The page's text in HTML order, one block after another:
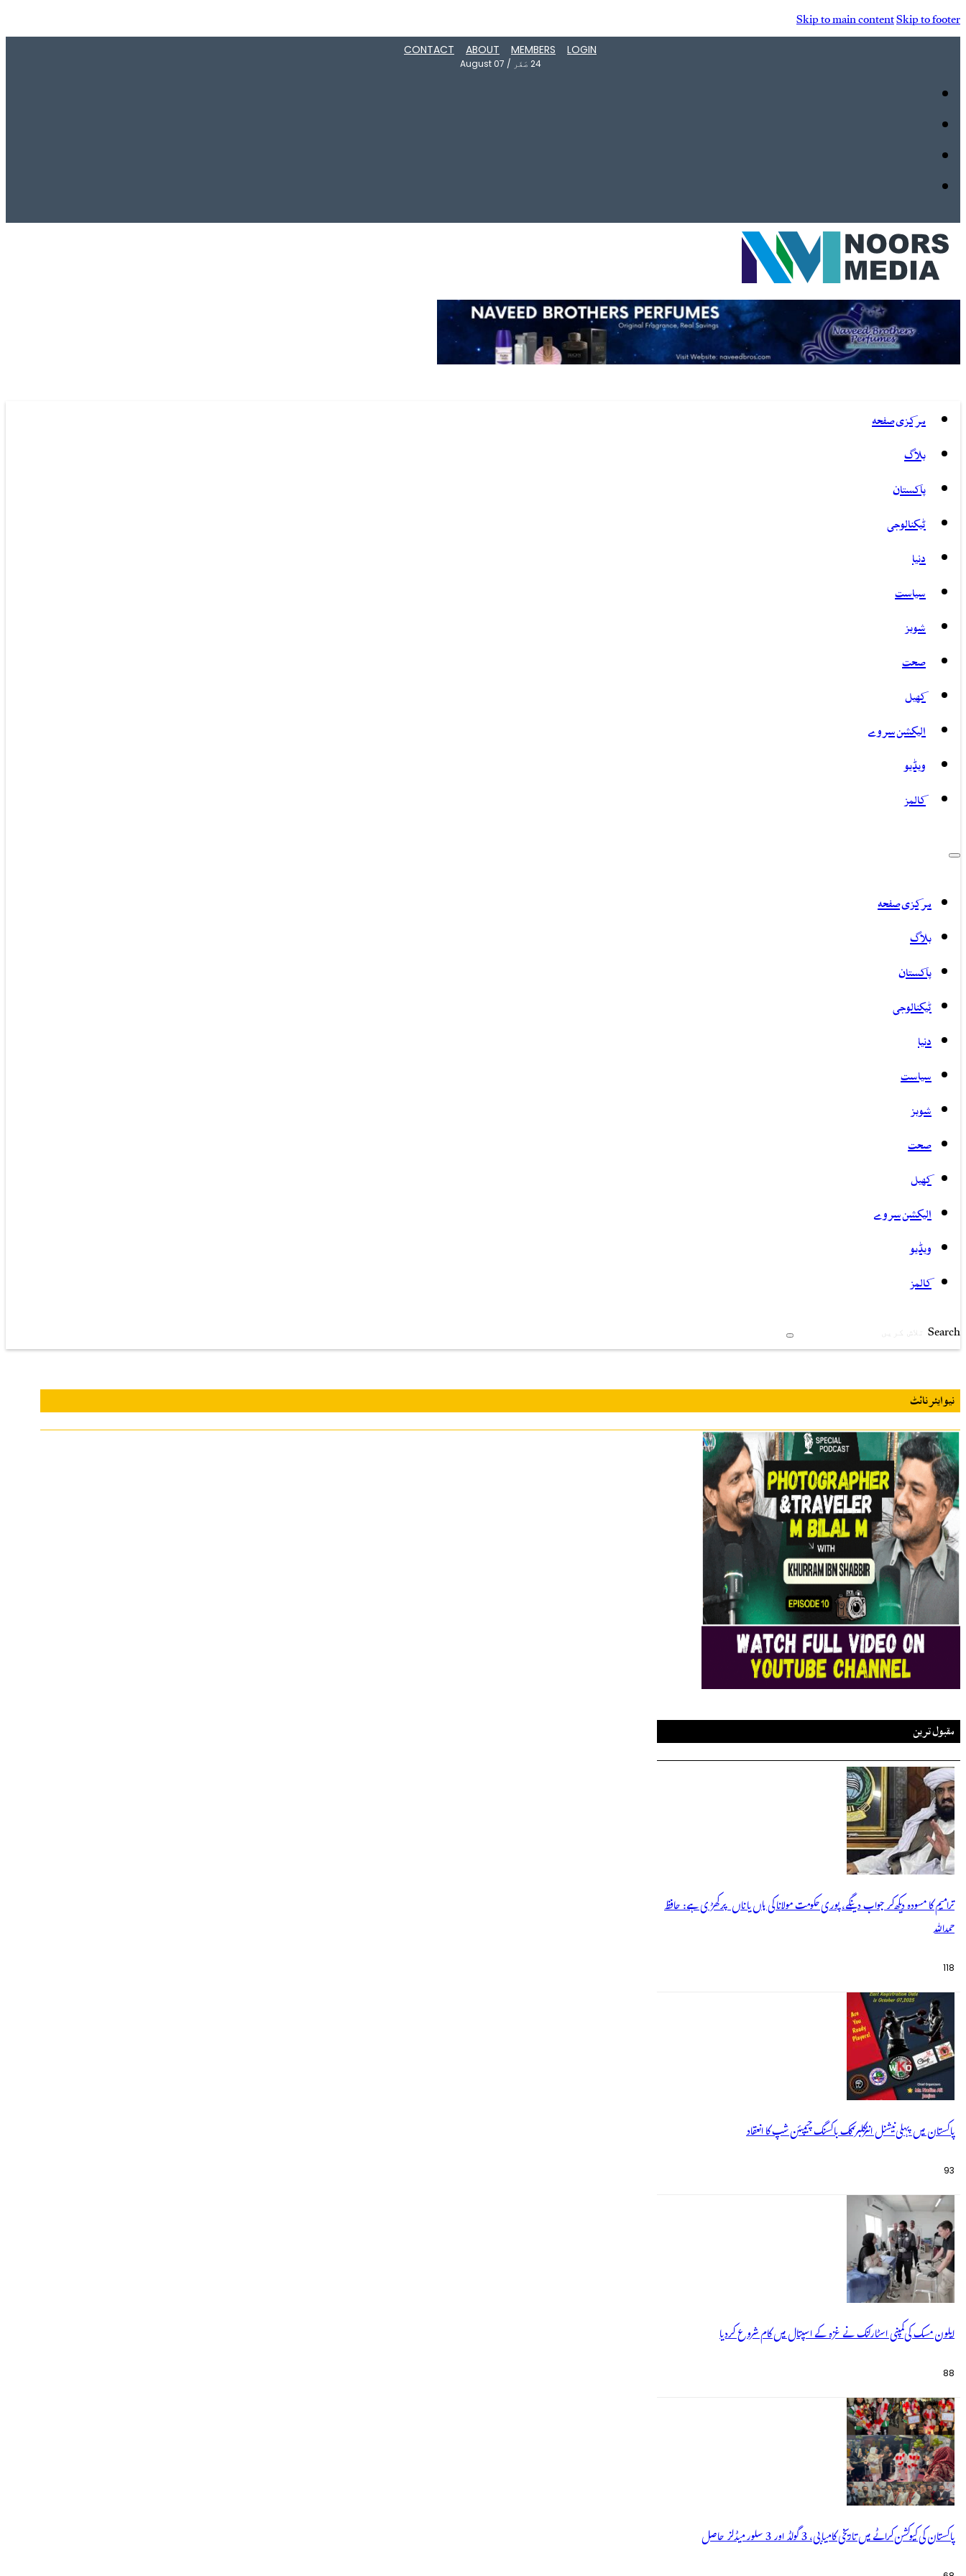
Skip to main contentSkip to footer
LOGIN
MEMBERS
ABOUT
CONTACT
24 صَفَر /
August 07
مرکزی صفحہ
بلاگ
پاکستان
ٹیکنالوجی
دنیا
سیاست
شوبز
صحت
کھیل
الیکشن سروے
ویڈیو
کالمز
مرکزی صفحہ
بلاگ
پاکستان
ٹیکنالوجی
دنیا
سیاست
شوبز
صحت
کھیل
الیکشن سروے
ویڈیو
کالمز
Search
نیو ایئر نائٹ
مقبول ترین
ترامیم کا مسودہ دیکھ کر جواب دینگے، پوری حکومت مولانا کی ہاں یا ناں پر کھڑی ہے: حافظ
حمداللہ
118
پاکستان میں پہلی نیشنل انٹرکلبز کک باکسنگ چیمپئن شپ کا انعقاد
93
ایلون مسک کی کمپنی اسٹارلنک نے غزہ کے اسپتال میں کام شروع کردیا
88
پاکستان کی کیوکشن کراٹے میں تاریخی کامیابی، 3 گولڈ اور 3 سلور میڈلز حاصل